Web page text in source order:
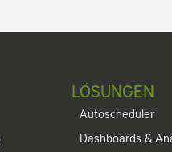
LÖSUNGEN
Autoscheduler
Dashboards &